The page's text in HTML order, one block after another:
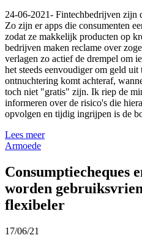
24-06-2021- Fintechbedrijven zijn
Zo zijn er apps die consumenten
zodat ze makkelijk producten op
bedrijven maken reclame over
verlagen zo actief de drempel om
het steeds eenvoudiger om geld
ontnuchtering komt achteraf,
toch niet "gratis" zijn. Ik riep de
informeren over de risico's die
opvolgen en tijdig ingrijpen is de
Lees meer
Armoede
Consumptiecheques
worden
flexibeler
17/06/21